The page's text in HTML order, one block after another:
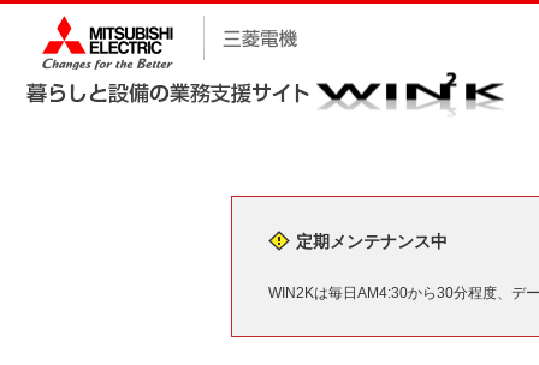
定期メンテナンス中
WIN2Kは毎日AM4:30から30分程度、デ